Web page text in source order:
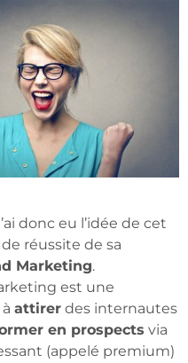
donc eu l’idée de cet
réussite de sa
Marketing.
est une
attirer des internautes
en prospects via
(appelé premium)